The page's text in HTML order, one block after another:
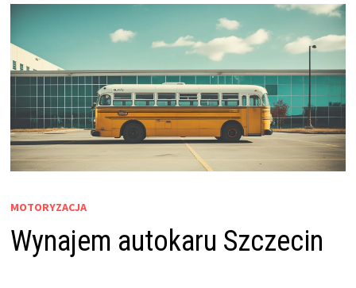
MOTORYZACJA
Wynajem autokaru Szczecin